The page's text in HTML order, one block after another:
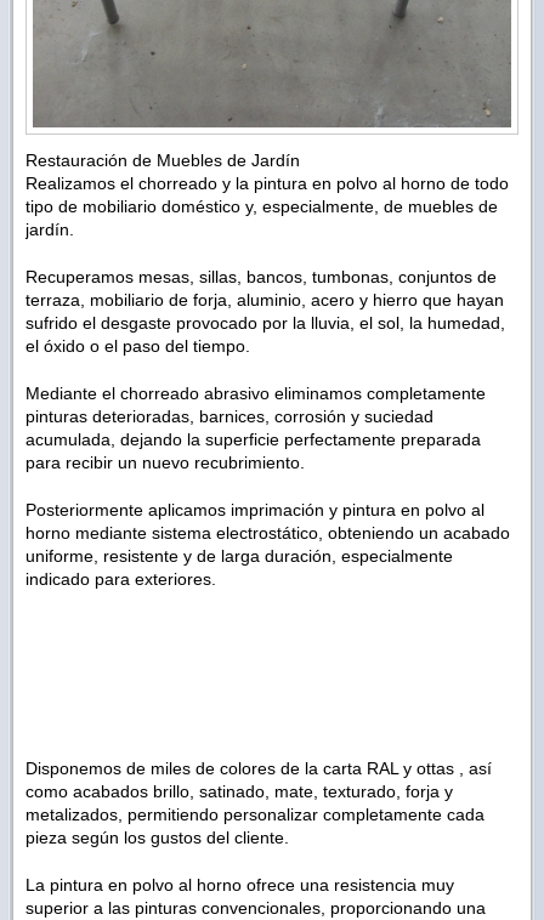
Restauración de Muebles de Jardín
Realizamos el chorreado y la pintura en polvo al horno de todo
tipo de mobiliario doméstico y, especialmente, de muebles de
jardín.
Recuperamos mesas, sillas, bancos, tumbonas, conjuntos de
terraza, mobiliario de forja, aluminio, acero y hierro que hayan
sufrido el desgaste provocado por la lluvia, el sol, la humedad,
el óxido o el paso del tiempo.
Mediante el chorreado abrasivo eliminamos completamente
pinturas deterioradas, barnices, corrosión y suciedad
acumulada, dejando la superficie perfectamente preparada
para recibir un nuevo recubrimiento.
Posteriormente aplicamos imprimación y pintura en polvo al
horno mediante sistema electrostático, obteniendo un acabado
uniforme, resistente y de larga duración, especialmente
indicado para exteriores.
Disponemos de miles de colores de la carta RAL y ottas , así
como acabados brillo, satinado, mate, texturado, forja y
metalizados, permitiendo personalizar completamente cada
pieza según los gustos del cliente.
La pintura en polvo al horno ofrece una resistencia muy
superior a las pinturas convencionales, proporcionando una